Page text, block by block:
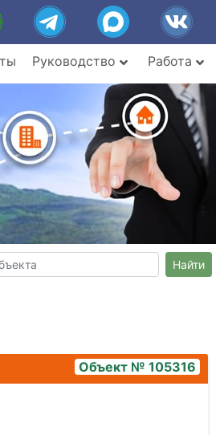
Руководство Работа
Найти
Объект № 105316